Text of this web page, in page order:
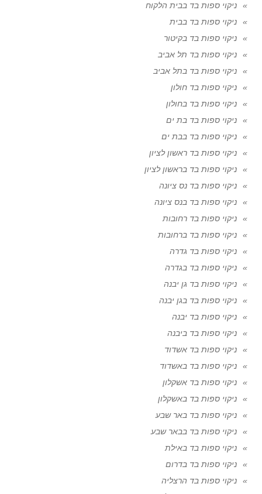
ניקוי ספות בד בבית הלקוח
ניקוי ספות בד בבית
ניקוי ספות בד בקיטור
ניקוי ספות בד תל אביב
ניקוי ספות בד בתל אביב
ניקוי ספות בד חולון
ניקוי ספות בד בחולון
ניקוי ספות בד בת ים
ניקוי ספות בד בבת ים
ניקוי ספות בד ראשון לציון
ניקוי ספות בד בראשון לציון
ניקוי ספות בד נס ציונה
ניקוי ספות בד בנס ציונה
ניקוי ספות בד רחובות
ניקוי ספות בד ברחובות
ניקוי ספות בד גדרה
ניקוי ספות בד בגדרה
ניקוי ספות בד גן יבנה
ניקוי ספות בד בגן יבנה
ניקוי ספות בד יבנה
ניקוי ספות בד ביבנה
ניקוי ספות בד אשדוד
ניקוי ספות בד באשדוד
ניקוי ספות בד אשקלון
ניקוי ספות בד באשקלון
ניקוי ספות בד באר שבע
ניקוי ספות בד בבאר שבע
ניקוי ספות בד באילת
ניקוי ספות בד בדרום
ניקוי ספות בד הרצליה